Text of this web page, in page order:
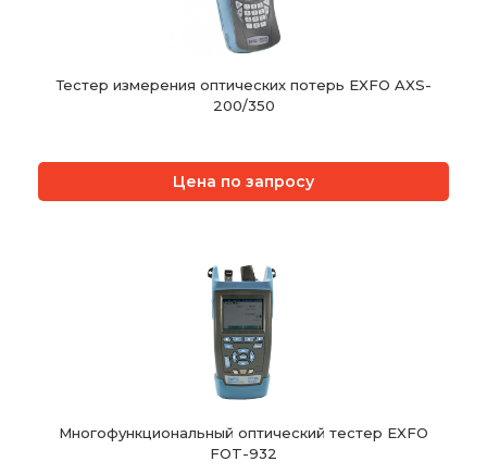
Тестер измерения оптических потерь EXFO AXS-
200/350
Цена по запросу
Многофункциональный оптический тестер EXFO
FOT-932